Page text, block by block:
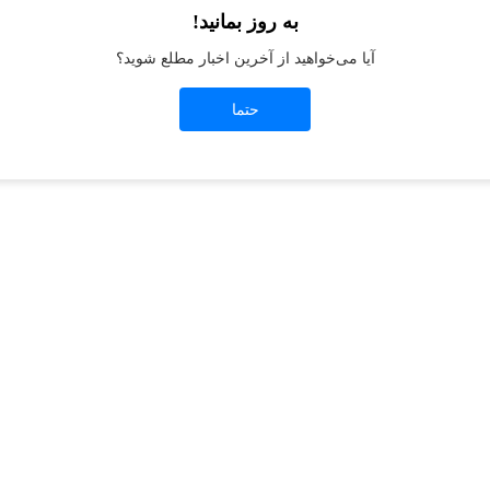
-side exception has occurred while loading jeanswest.ir(see the
به روز بمانید!
آیا می‌خواهید از آخرین اخبار مطلع شوید؟
حتما